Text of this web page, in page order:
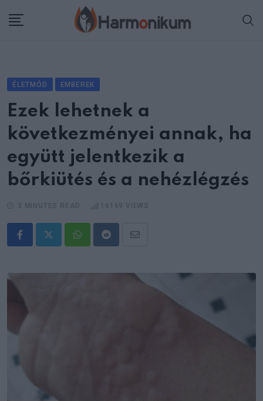
ÉLETMÓD EMBEREK
Ezek lehetnek a
következményei annak, ha
együtt jelentkezik a
bőrkiütés és a nehézlégzés
WhatsappRedditShare
Email